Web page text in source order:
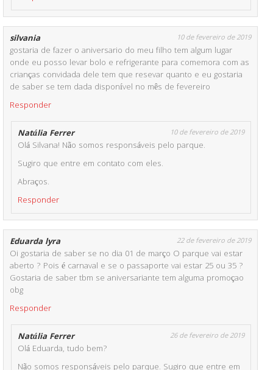
silvania 10 de fevereiro de 2019
gostaria de fazer o aniversario do meu filho tem algum lugar
onde eu posso levar bolo e refrigerante para comemora com as
crianças convidada dele tem que resevar quanto e eu gostaria
de saber se tem dada disponível no mês de fevereiro
Responder
Natália Ferrer 10 de fevereiro de 2019
Olá Silvana! Não somos responsáveis pelo parque.
Sugiro que entre em contato com eles.
Abraços.
Responder
Eduarda lyra 22 de fevereiro de 2019
Oi gostaria de saber se no dia 01 de março O parque vai estar
aberto ? Pois é carnaval e se o passaporte vai estar 25 ou 35 ?
Gostaria de saber tbm se aniversariante tem alguma promoçao
obg
Responder
Natália Ferrer 26 de fevereiro de 2019
Olá Eduarda, tudo bem?